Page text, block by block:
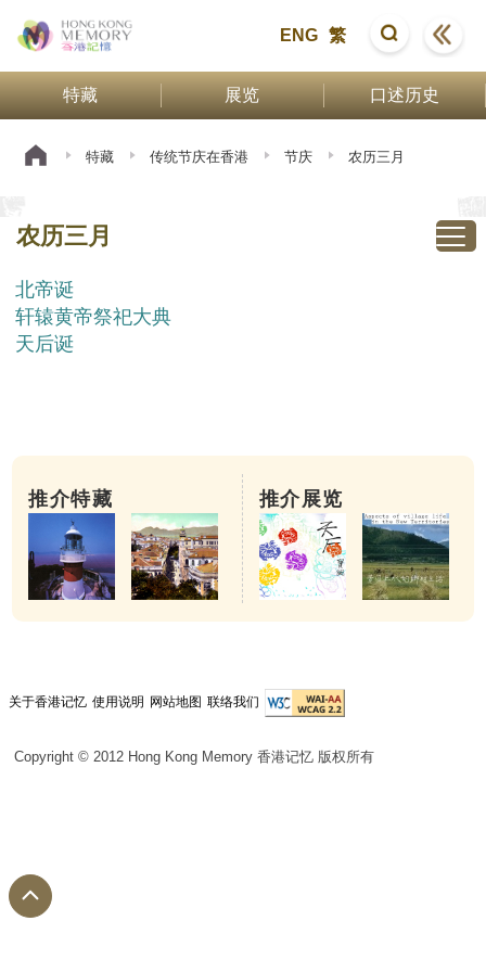
ENG 繁
特藏 展览 口述历史
特藏 传统节庆在香港 节庆 农历三月
农历三月
北帝诞
轩辕黄帝祭祀大典
天后诞
推介特藏 推介展览
关于香港记忆 使用说明 网站地图 联络我们
Copyright © 2012 Hong Kong Memory 香港记忆 版权所有